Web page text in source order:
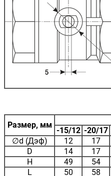
Размер, мм
-15/12 -20/17
∅d (Дэф)
12 17
D
14 17
H
49 54
L
50 58